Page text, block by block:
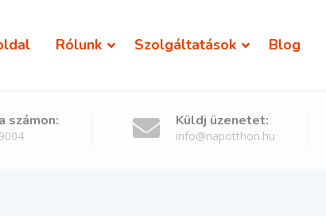
Rólunk Szolgáltatások Blog
számon: Küldj üzenetet:
info@napotthon.hu